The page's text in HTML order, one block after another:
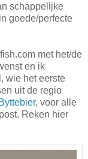
schappelijke
goede/perfecte
met het/de
en ik
wie het eerste
uit de regio
Byttebier, voor alle
Reken hier